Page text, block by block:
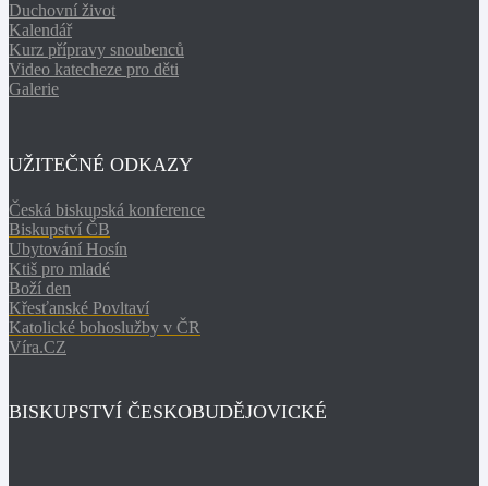
Duchovní život
Kalendář
Kurz přípravy snoubenců
Video katecheze pro děti
Galerie
UŽITEČNÉ ODKAZY
Česká biskupská konference
Biskupství ČB
Ubytování Hosín
Ktiš pro mladé
Boží den
Křesťanské Povltaví
Katolické bohoslužby v ČR
Víra.CZ
BISKUPSTVÍ ČESKOBUDĚJOVICKÉ